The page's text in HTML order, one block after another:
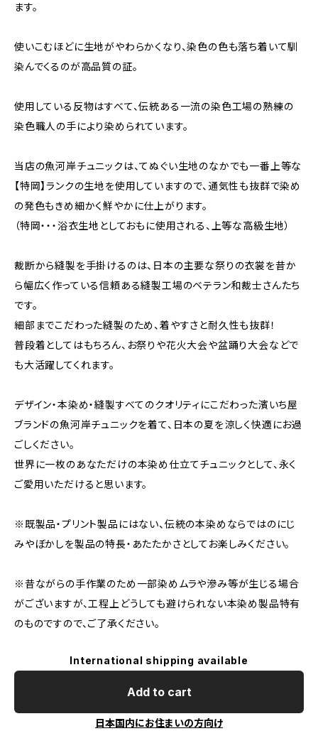
ます。
使いこむほどに生地がやわらかくなり、染色の色も落ち着いて馴
染んでくるのが高品質の証。
使用している反物はすべて、伝統ある一流の染色工場の熟練の
染色職人の手により染められています。
当店の魚河岸チュニックは、てぬぐい生地のなかでも一番上等な
【特岡】ランクの生地を使用していますので、通気性も抜群で染め
の発色もきめ細かく鮮やかに仕上がります。
（特岡・・・浴衣生地としておもに使用される、上等な高級生地）
裁断から縫製を手掛けるのは、日本の主要な祭りの衣裳を昔か
ら幅広く作っている信頼ある縫製工場のベテラン和裁士さんたち
です。
細部までこだわった縫製のため、着やすさと耐久性も抜群！
普段着としてはもちろん、お祭りや花火大会や盆踊り大会などで
も大活躍してくれます。
デザイン・本染め・縫製すべてのクオリティにこだわった濱いち屋
ブランドの魚河岸チュニックを着て、日本の夏を涼しく快適にお過
ごしください。
世界に一枚のあなただけの本染め仕立てチュニックとして、永く
ご愛用いただけると思います。
※既製品・プリント製品にはない、伝統の本染めならではのにじ
みやぼかしを製品の特長・あたたかさとしてお楽しみください。
※昔ながらの手作業のため一部染めムラや滲み等が生じる場合
がございますが、工程上どうしても避けられない本染め製品特有
のものですので、ご了承ください。
International shipping available
Add to cart
日本国内にお住まいの方向け